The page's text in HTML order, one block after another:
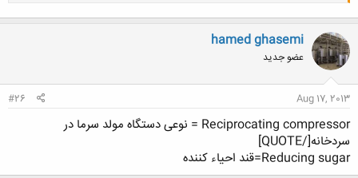
کلیک کنید تا باز شود...hamed ghasemi
عضو جدید
Aug 17, 2013
#26
Reciprocating compressor = نوعی دستگاه مولد سرما در
سردخانه[/QUOTE]
Reducing sugar=قند احیاء کننده